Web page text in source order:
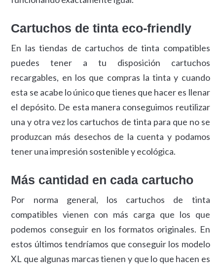
Cartuchos de tinta eco-friendly
En las tiendas de cartuchos de tinta compatibles
puedes tener a tu disposición cartuchos
recargables, en los que compras la tinta y cuando
esta se acabe lo único que tienes que hacer es llenar
el depósito. De esta manera conseguimos reutilizar
una y otra vez los cartuchos de tinta para que no se
produzcan más desechos de la cuenta y podamos
tener una impresión sostenible y ecológica.
Más cantidad en cada cartucho
Por norma general, los cartuchos de tinta
compatibles vienen con más carga que los que
podemos conseguir en los formatos originales. En
estos últimos tendríamos que conseguir los modelo
XL que algunas marcas tienen y que lo que hacen es